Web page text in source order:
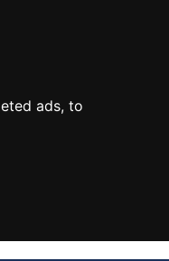
ads, to